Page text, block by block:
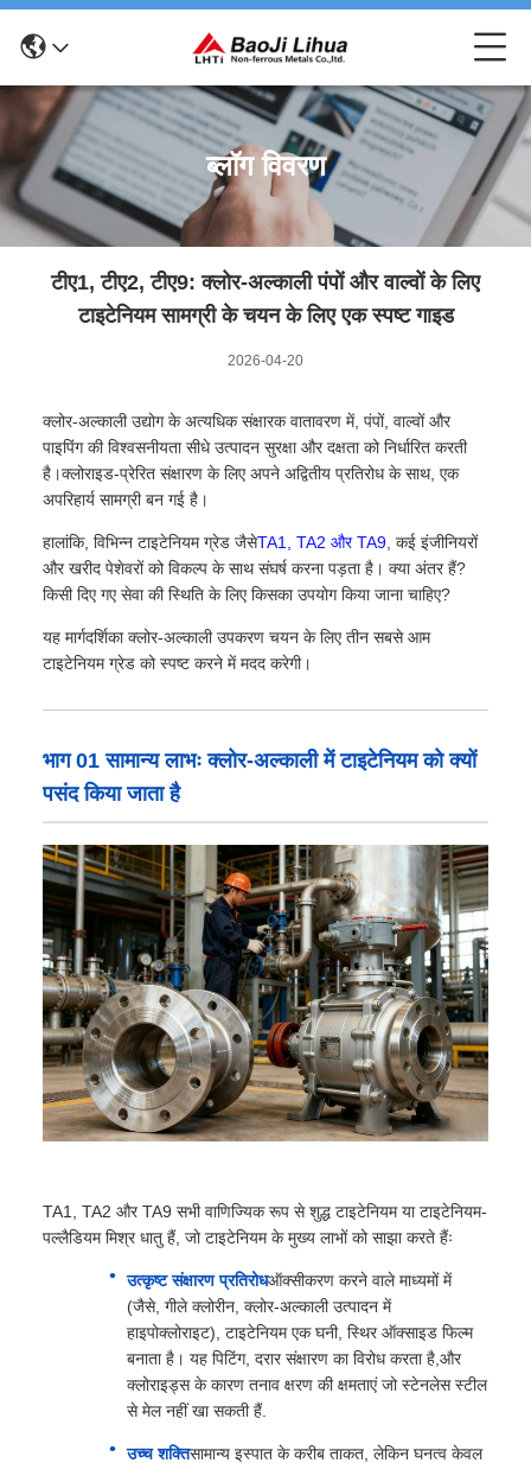
ब्लॉग विवरण
टीए1, टीए2, टीए9: क्लोर-अल्काली पंपों और वाल्वों के लिए
टाइटेनियम सामग्री के चयन के लिए एक स्पष्ट गाइड
2026-04-20
क्लोर-अल्काली उद्योग के अत्यधिक संक्षारक वातावरण में, पंपों, वाल्वों और
पाइपिंग की विश्वसनीयता सीधे उत्पादन सुरक्षा और दक्षता को निर्धारित करती
है।क्लोराइड-प्रेरित संक्षारण के लिए अपने अद्वितीय प्रतिरोध के साथ, एक
अपरिहार्य सामग्री बन गई है।
हालांकि, विभिन्न टाइटेनियम ग्रेड जैसेTA1, TA2 और TA9 , कई इंजीनियरों
और खरीद पेशेवरों को विकल्प के साथ संघर्ष करना पड़ता है। क्या अंतर हैं?
किसी दिए गए सेवा की स्थिति के लिए किसका उपयोग किया जाना चाहिए?
यह मार्गदर्शिका क्लोर-अल्काली उपकरण चयन के लिए तीन सबसे आम
टाइटेनियम ग्रेड को स्पष्ट करने में मदद करेगी।
भाग 01 सामान्य लाभः क्लोर-अल्काली में टाइटेनियम को क्यों
पसंद किया जाता है
TA1, TA2 और TA9 सभी वाणिज्यिक रूप से शुद्ध टाइटेनियम या टाइटेनियम-
पल्लैडियम मिश्र धातु हैं, जो टाइटेनियम के मुख्य लाभों को साझा करते हैंः
उत्कृष्ट संक्षारण प्रतिरोधऑक्सीकरण करने वाले माध्यमों में
(जैसे, गीले क्लोरीन, क्लोर-अल्काली उत्पादन में
हाइपोक्लोराइट), टाइटेनियम एक घनी, स्थिर ऑक्साइड फिल्म
बनाता है। यह पिटिंग, दरार संक्षारण का विरोध करता है,और
क्लोराइड्स के कारण तनाव क्षरण की क्षमताएं जो स्टेनलेस स्टील
से मेल नहीं खा सकती हैं.
उच्च शक्तिसामान्य इस्पात के करीब ताकत, लेकिन घनत्व केवल